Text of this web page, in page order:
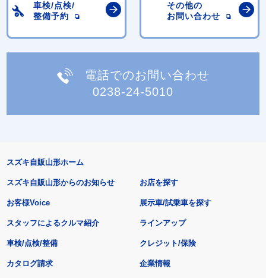
車検/点検/
整備予約
その他の
お問い合わせ
電話でのお問い合わせ
0238-24-5010
スズキ自販山形ホーム
スズキ自販山形からのお知らせ
お客様Voice
スタッフによるクルマ紹介
お店を探す
展示車/試乗車を探す
ラインアップ
車検/点検/整備 クレジット/保険
カタログ請求 企業情報